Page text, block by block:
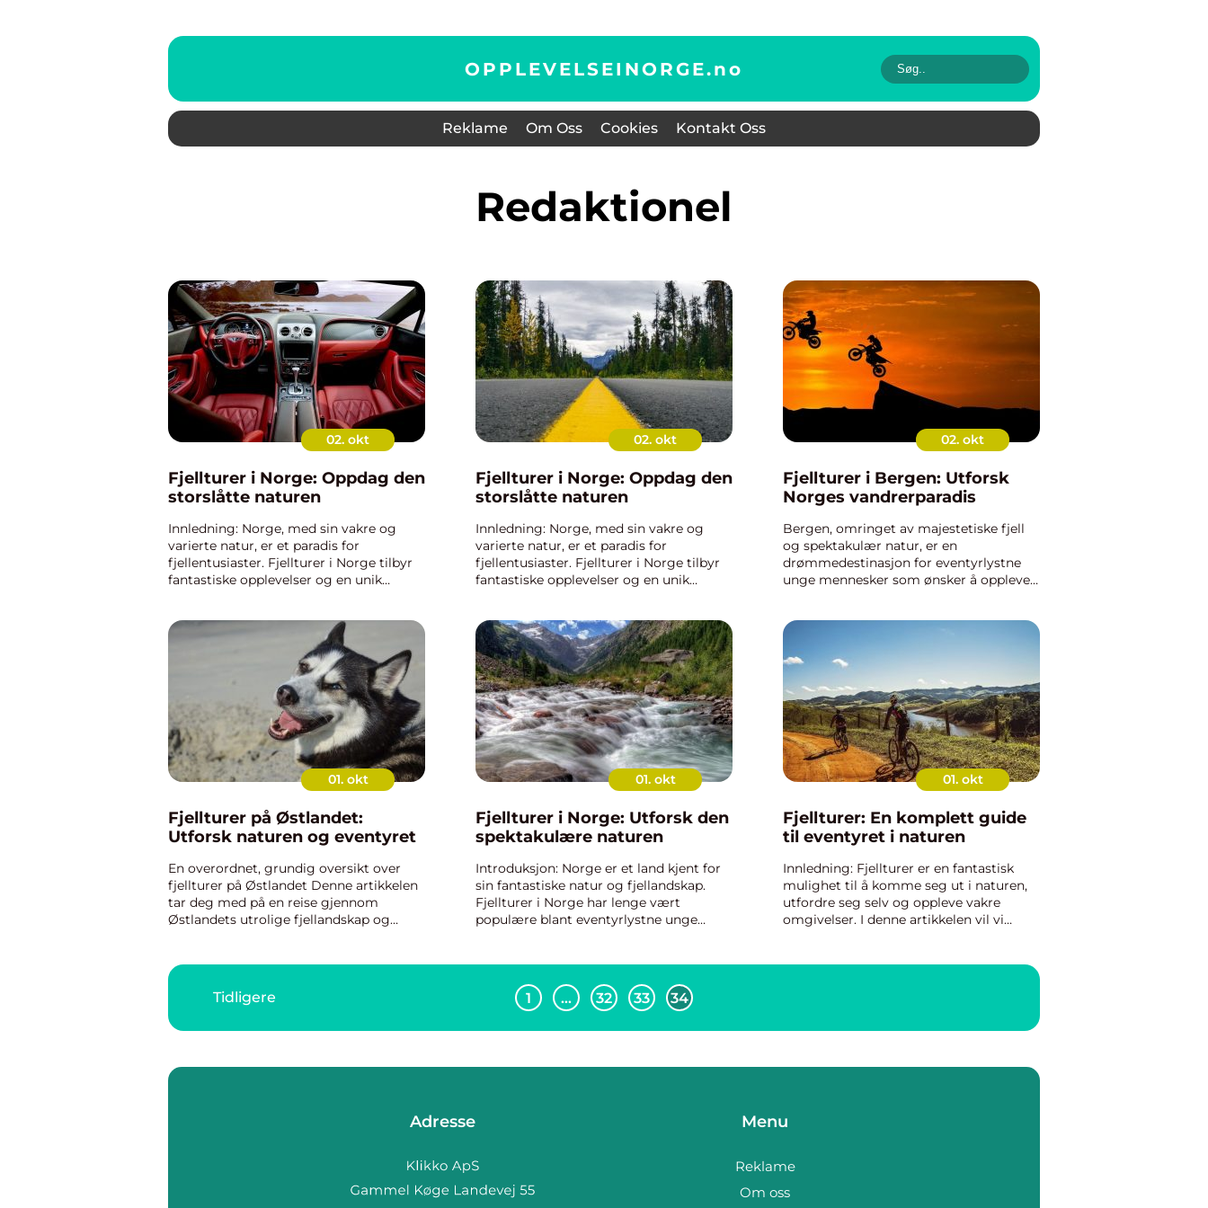
OPPLEVELSEINORGE.no
Reklame Om Oss Cookies Kontakt Oss
redaktionel
02. okt
Fjellturer i Norge: Oppdag den
storslåtte naturen
Innledning: Norge, med sin vakre og
varierte natur, er et paradis for
fjellentusiaster. Fjellturer i Norge tilbyr
fantastiske opplevelser og en unik
oversikt over fjellturer...
02. okt
Fjellturer i Norge: Oppdag den
storslåtte naturen
Innledning: Norge, med sin vakre og
varierte natur, er et paradis for
fjellentusiaster. Fjellturer i Norge tilbyr
fantastiske opplevelser og en unik
oversikt over fjellturer...
02. okt
Fjellturer i Bergen: Utforsk
Norges vandrerparadis
Bergen, omringet av majestetiske fjell
og spektakulær natur, er en
drømmedestinasjon for eventyrlystne
unge mennesker som ønsker å oppleve
overveldende opplevelse av
01. okt
Fjellturer på Østlandet:
Utforsk naturen og eventyret
En overordnet, grundig oversikt over
fjellturer på Østlandet Denne artikkelen
tar deg med på en reise gjennom
Østlandets utrolige fjellandskap og
kjent for sitt varier...
01. okt
Fjellturer i Norge: Utforsk den
spektakulære naturen
Introduksjon: Norge er et land kjent for
sin fantastiske natur og fjellandskap.
Fjellturer i Norge har lenge vært
populære blant eventyrlystne unge
01. okt
Fjellturer: En komplett guide
til eventyret i naturen
Innledning: Fjellturer er en fantastisk
mulighet til å komme seg ut i naturen,
utfordre seg selv og oppleve vakre
omgivelser. I denne artikkelen vil vi
Tidligere 1 … 32 33 34
Adresse Menu
Reklame
Om oss